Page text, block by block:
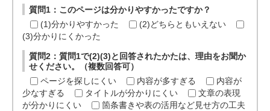
質問1：このページは分かりやすかったですか？
(1)分かりやすかった
(2)どちらともいえない
(3)分かりにくかった
質問2：質問1で(2)(3)と回答されたかたは、理由をお聞か
せください。（複数回答可）
ページを探しにくい
内容が多すぎる
内容が
少なすぎる
タイトルが分かりにくい
文章の表現
が分かりにくい
箇条書きや表の活用など見せ方の工夫